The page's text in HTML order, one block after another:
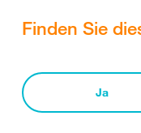
Finden Sie
Ja